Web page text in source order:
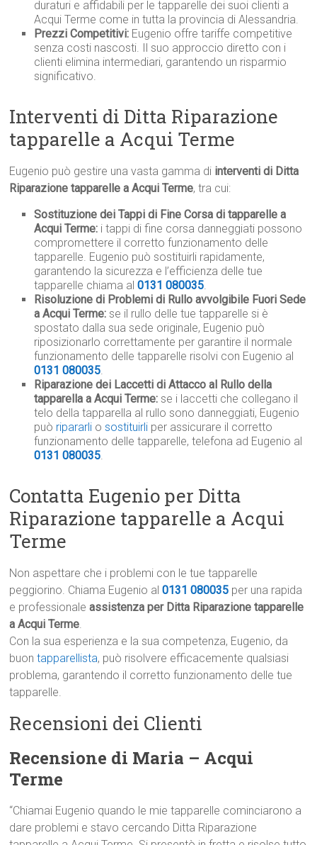
duraturi e affidabili per le tapparelle dei suoi clienti a
Acqui Terme come in tutta la provincia di Alessandria.
Prezzi Competitivi: Eugenio offre tariffe competitive
senza costi nascosti. Il suo approccio diretto con i
clienti elimina intermediari, garantendo un risparmio
significativo.
Interventi di Ditta Riparazione
tapparelle a Acqui Terme
Eugenio può gestire una vasta gamma di interventi di Ditta
Riparazione tapparelle a Acqui Terme, tra cui:
Sostituzione dei Tappi di Fine Corsa di tapparelle a
Acqui Terme: i tappi di fine corsa danneggiati possono
compromettere il corretto funzionamento delle
tapparelle. Eugenio può sostituirli rapidamente,
garantendo la sicurezza e l’efficienza delle tue
tapparelle chiama al0131 080035.
Risoluzione di Problemi di Rullo avvolgibile Fuori Sede
a Acqui Terme: se il rullo delle tue tapparelle si è
spostato dalla sua sede originale, Eugenio può
riposizionarlo correttamente per garantire il normale
funzionamento delle tapparelle risolvi con Eugenio al
0131 080035.
Riparazione dei Laccetti di Attacco al Rullo della
tapparella a Acqui Terme: se i laccetti che collegano il
telo della tapparella al rullo sono danneggiati, Eugenio
può ripararli osostituirli per assicurare il corretto
funzionamento delle tapparelle, telefona ad Eugenio al
0131 080035.
Contatta Eugenio per Ditta
Riparazione tapparelle a Acqui
Terme
Non aspettare che i problemi con le tue tapparelle
peggiorino. Chiama Eugenio al0131 080035 per una rapida
e professionaleassistenza per Ditta Riparazione tapparelle
a Acqui Terme.
Con la sua esperienza e la sua competenza, Eugenio, da
buontapparellista, può risolvere efficacemente qualsiasi
problema, garantendo il corretto funzionamento delle tue
tapparelle.
Recensioni dei Clienti
Recensione di Maria – Acqui
Terme
“Chiamai Eugenio quando le mie tapparelle cominciarono a
dare problemi e stavo cercando Ditta Riparazione